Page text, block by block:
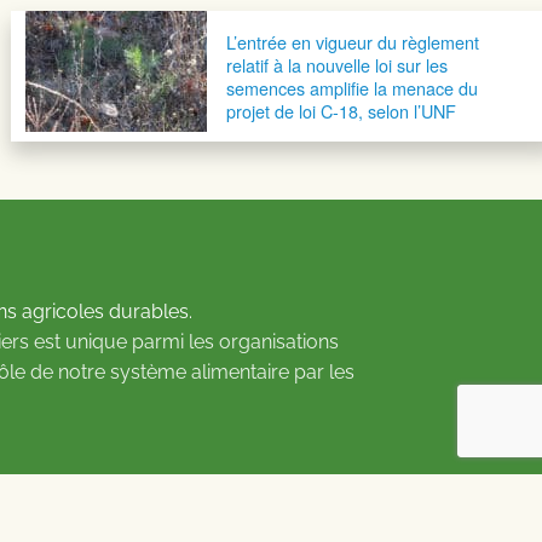
L’entrée en vigueur du règlement
relatif à la nouvelle loi sur les
semences amplifie la menace du
projet de loi C-18, selon l’UNF
agricoles durables.
est unique parmi les organisations
de notre système alimentaire par les